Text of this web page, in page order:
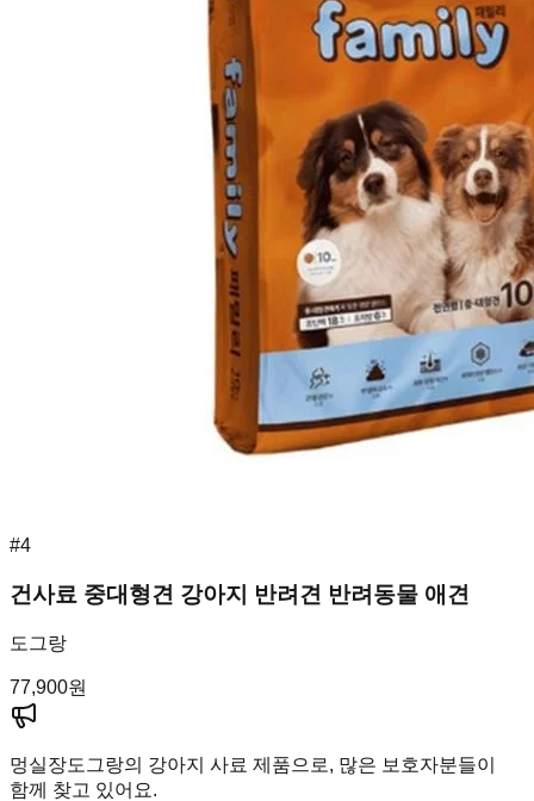
#4
건사료 중대형견 강아지 반려견 반려동물 애견
도그랑
77,900원
멍실장도그랑의 강아지 사료 제품으로, 많은 보호자분들이
함께 찾고 있어요.